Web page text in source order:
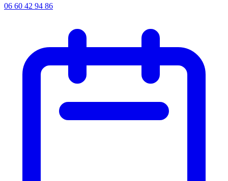
06 60 42 94 86